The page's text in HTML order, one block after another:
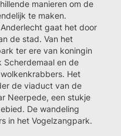
manieren om de
te maken.
gaat het door
de stad. Van het
ter ere van koningin
Scherdemaal en de
Het
de viaduct van de
Neerpede, een stukje
De wandeling
in het Vogelzangpark.